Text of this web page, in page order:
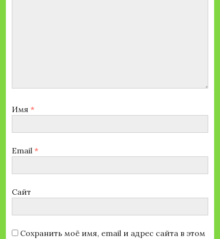
Имя *
Email *
Сайт
Сохранить моё имя, email и адрес сайта в этом